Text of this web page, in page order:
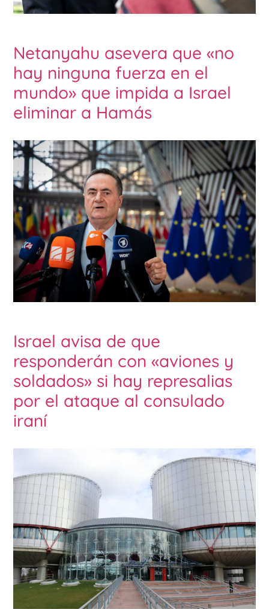
Netanyahu asevera que «no
hay ninguna fuerza en el
mundo» que impida a Israel
eliminar a Hamás
Israel avisa de que
responderán con «aviones y
soldados» si hay represalias
por el ataque al consulado
iraní